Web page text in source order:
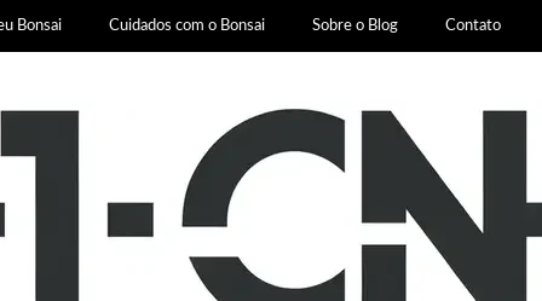
Bonsai Cuidados com o Bonsai Sobre o Blog Contato